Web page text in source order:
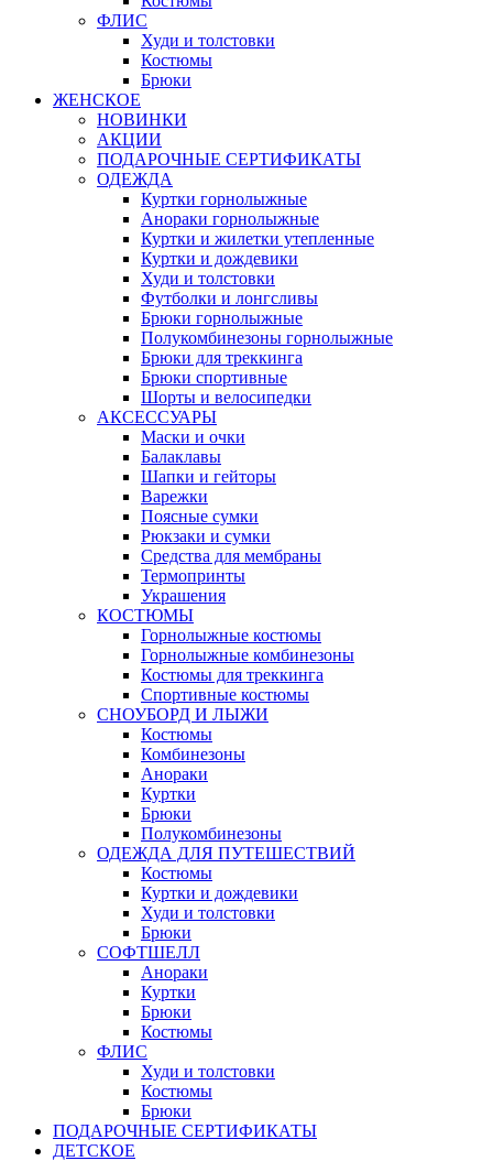
ФЛИС
Худи и толстовки
Костюмы
Брюки
ЖЕНСКОЕ
НОВИНКИ
АКЦИИ
ПОДАРОЧНЫЕ СЕРТИФИКАТЫ
ОДЕЖДА
Куртки горнолыжные
Анораки горнолыжные
Куртки и жилетки утепленные
Куртки и дождевики
Худи и толстовки
Футболки и лонгсливы
Брюки горнолыжные
Полукомбинезоны горнолыжные
Брюки для треккинга
Брюки спортивные
Шорты и велосипедки
АКСЕССУАРЫ
Маски и очки
Балаклавы
Шапки и гейторы
Варежки
Поясные сумки
Рюкзаки и сумки
Средства для мембраны
Термопринты
Украшения
КОСТЮМЫ
Горнолыжные костюмы
Горнолыжные комбинезоны
Костюмы для треккинга
Спортивные костюмы
СНОУБОРД И ЛЫЖИ
Костюмы
Комбинезоны
Анораки
Куртки
Брюки
Полукомбинезоны
ОДЕЖДА ДЛЯ ПУТЕШЕСТВИЙ
Костюмы
Куртки и дождевики
Худи и толстовки
Брюки
СОФТШЕЛЛ
Анораки
Куртки
Брюки
Костюмы
ФЛИС
Худи и толстовки
Костюмы
Брюки
ПОДАРОЧНЫЕ СЕРТИФИКАТЫ
ДЕТСКОЕ